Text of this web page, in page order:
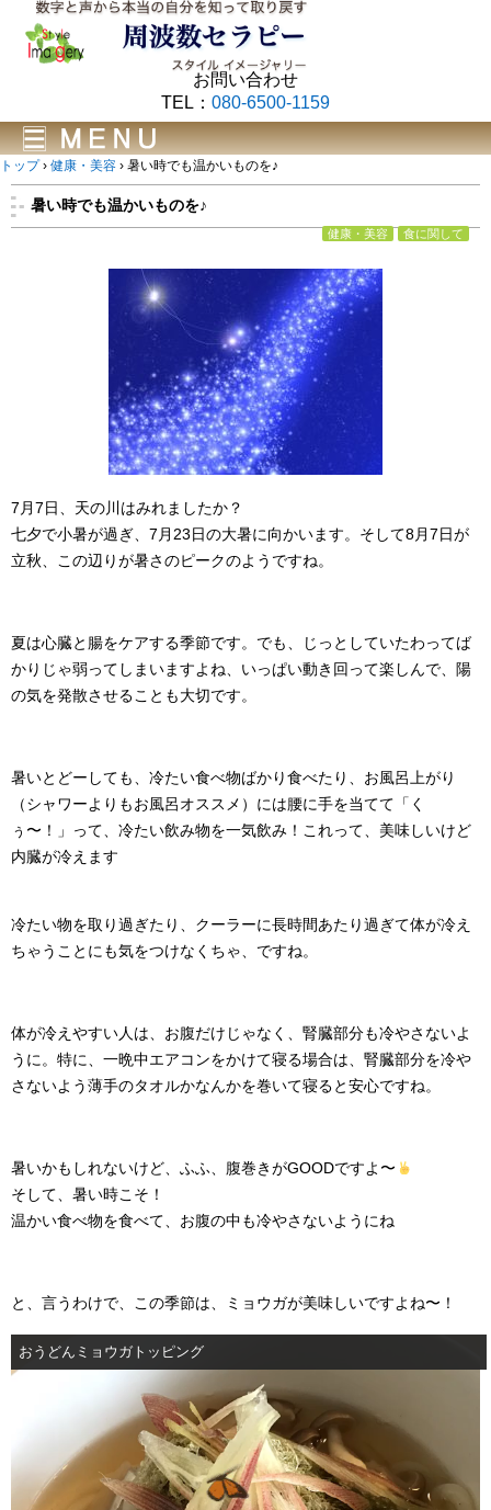
お問い合わせ
TEL： 080-6500-1159
トップ › 健康・美容 › 暑い時でも温かいものを♪
暑い時でも温かいものを♪
健康・美容 食に関して
7月7日、天の川はみれましたか？
七夕で小暑が過ぎ、7月23日の大暑に向かいます。そして8月7日が
立秋、この辺りが暑さのピークのようですね。
夏は心臓と腸をケアする季節です。でも、じっとしていたわってば
かりじゃ弱ってしまいますよね、いっぱい動き回って楽しんで、陽
の気を発散させることも大切です。
暑いとどーしても、 冷たい食べ物ばかり食べたり、お風呂上がり
（シャワーよりもお風呂オススメ）には腰に手を当てて「く
ぅ〜！」って、冷たい飲み物を一気飲み！これって、美味しいけど
内臓が冷えます
冷たい物を取り過ぎたり、クーラーに長時間あたり過ぎて体が冷え
ちゃうことにも気をつけなくちゃ、ですね。
体が冷えやすい人は、お腹だけじゃなく、腎臓部分も冷やさないよ
うに。特に、一晩中エアコンをかけて寝る場合は、腎臓部分を冷や
さないよう薄手のタオルかなんかを巻いて寝ると安心ですね。
暑いかもしれないけど、ふふ、腹巻きがGOODですよ〜
そして、暑い時こそ！
温かい食べ物を食べて、お腹の中も冷やさないようにね
と、言うわけで、この季節は、ミョウガが美味しいですよね〜！
おうどんミョウガトッピング